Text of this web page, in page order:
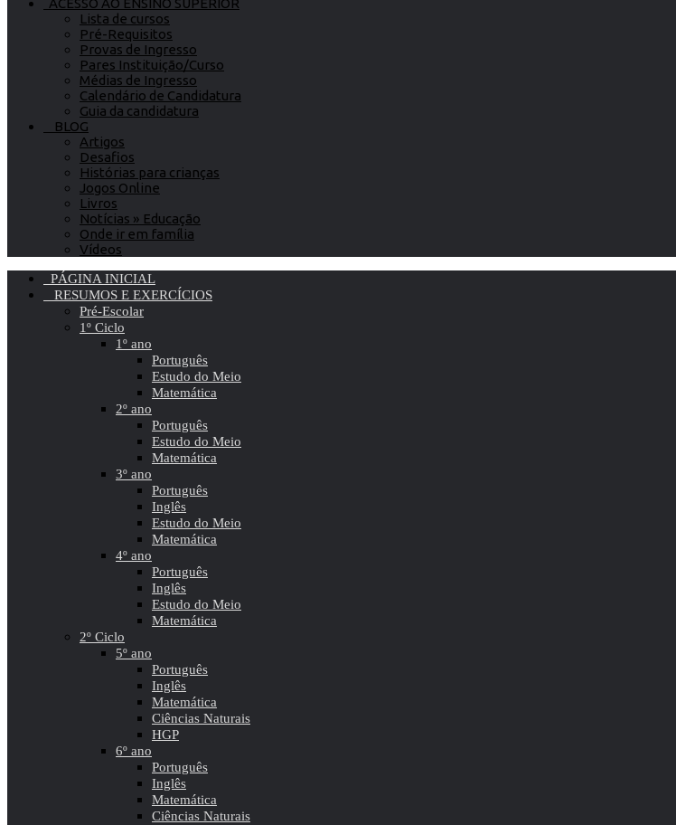
ACESSO AO ENSINO SUPERIOR
Lista de cursos
Pré-Requisitos
Provas de Ingresso
Pares Instituição/Curso
Médias de Ingresso
Calendário de Candidatura
Guia da candidatura
BLOG
Artigos
Desafios
Histórias para crianças
Jogos Online
Livros
Notícias » Educação
Onde ir em família
Vídeos
PÁGINA INICIAL
RESUMOS E EXERCÍCIOS
Pré-Escolar
1º Ciclo
1º ano
Português
Estudo do Meio
Matemática
2º ano
Português
Estudo do Meio
Matemática
3º ano
Português
Inglês
Estudo do Meio
Matemática
4º ano
Português
Inglês
Estudo do Meio
Matemática
2º Ciclo
5º ano
Português
Inglês
Matemática
Ciências Naturais
HGP
6º ano
Português
Inglês
Matemática
Ciências Naturais